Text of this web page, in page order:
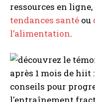
A LIRE : Comment
Marseille ?
ressources en
tendances santé ou
l’alimentation.